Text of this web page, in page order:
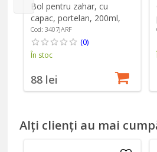
Bol pentru zahar, cu
capac, portelan, 200ml,
"Jardin des Fraises" - Easy
Life
Cod: 3407JARF
(0)
În stoc
88 lei
Alți clienți au mai